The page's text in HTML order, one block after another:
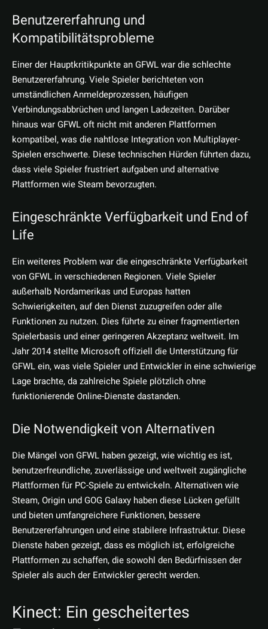
Benutzererfahrung und
Kompatibilitätsprobleme
Einer der Hauptkritikpunkte an GFWL war die schlechte
Benutzererfahrung. Viele Spieler berichteten von
umständlichen Anmeldeprozessen, häufigen
Verbindungsabbrüchen und langen Ladezeiten. Darüber
hinaus war GFWL oft nicht mit anderen Plattformen
kompatibel, was die nahtlose Integration von Multiplayer-
Spielen erschwerte. Diese technischen Hürden führten dazu,
dass viele Spieler frustriert aufgaben und alternative
Plattformen wie Steam bevorzugten.
Eingeschränkte Verfügbarkeit und End of
Life
Ein weiteres Problem war die eingeschränkte Verfügbarkeit
von GFWL in verschiedenen Regionen. Viele Spieler
außerhalb Nordamerikas und Europas hatten
Schwierigkeiten, auf den Dienst zuzugreifen oder alle
Funktionen zu nutzen. Dies führte zu einer fragmentierten
Spielerbasis und einer geringeren Akzeptanz weltweit. Im
Jahr 2014 stellte Microsoft offiziell die Unterstützung für
GFWL ein, was viele Spieler und Entwickler in eine schwierige
Lage brachte, da zahlreiche Spiele plötzlich ohne
funktionierende Online-Dienste dastanden.
Die Notwendigkeit von Alternativen
Die Mängel von GFWL haben gezeigt, wie wichtig es ist,
benutzerfreundliche, zuverlässige und weltweit zugängliche
Plattformen für PC-Spiele zu entwickeln. Alternativen wie
Steam, Origin und GOG Galaxy haben diese Lücken gefüllt
und bieten umfangreichere Funktionen, bessere
Benutzererfahrungen und eine stabilere Infrastruktur. Diese
Dienste haben gezeigt, dass es möglich ist, erfolgreiche
Plattformen zu schaffen, die sowohl den Bedürfnissen der
Spieler als auch der Entwickler gerecht werden.
Kinect: Ein gescheitertes